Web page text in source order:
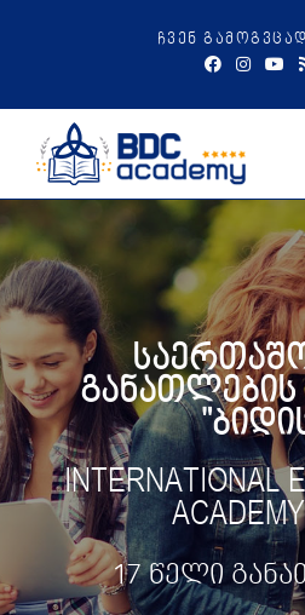
ჩვენ
განათლების
INTERNATIONAL
17 წელი